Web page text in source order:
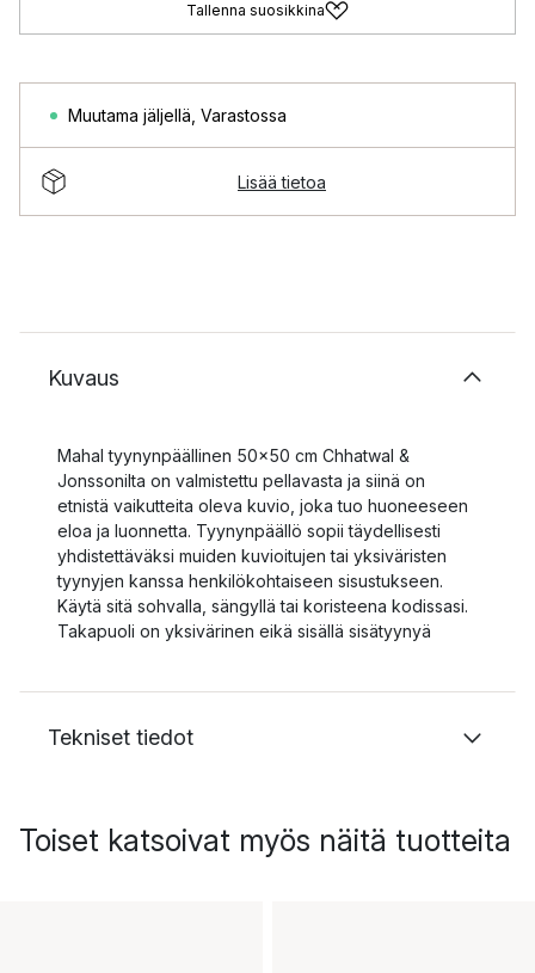
Tallenna suosikkina
Muutama jäljellä Varastossa
Lisää tietoa
Kuvaus
Mahal tyynynpäällinen 50x50 cm Chhatwal &
Jonssonilta on valmistettu pellavasta ja siinä on
etnistä vaikutteita oleva kuvio, joka tuo huoneeseen
eloa ja luonnetta. Tyynynpäällö sopii täydellisesti
yhdistettäväksi muiden kuvioitujen tai yksiväristen
tyynyjen kanssa henkilökohtaiseen sisustukseen.
Käytä sitä sohvalla, sängyllä tai koristeena kodissasi.
Takapuoli on yksivärinen eikä sisällä sisätyynyä
Tekniset tiedot
Toiset katsoivat myös näitä tuotteita